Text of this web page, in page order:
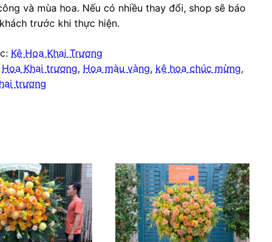
và mùa hoa. Nếu có nhiều thay đổi, shop sẽ báo
trước khi thực hiện.
Kệ Hoa Khai Trương
Hoa Khai trương, Hoa màu vàng, kệ hoa chúc mừng,
trương